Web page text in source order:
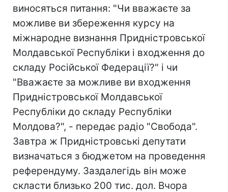
виносяться питання: "Чи вважаєте за
можливе ви збереження курсу на
міжнародне визнання Придністровської
Молдавської Республіки і входження до
складу Російської Федерації?" і чи
"Вважаєте за можливе ви входження
Придністровської Молдавської
Республіки до складу Республіки
Молдова?", - передає радіо "Свобода".
Завтра ж Придністровські депутати
визначаться з бюджетом на проведення
референдуму. Заздалегідь він може
скласти близько 200 тис. дол. Вчора